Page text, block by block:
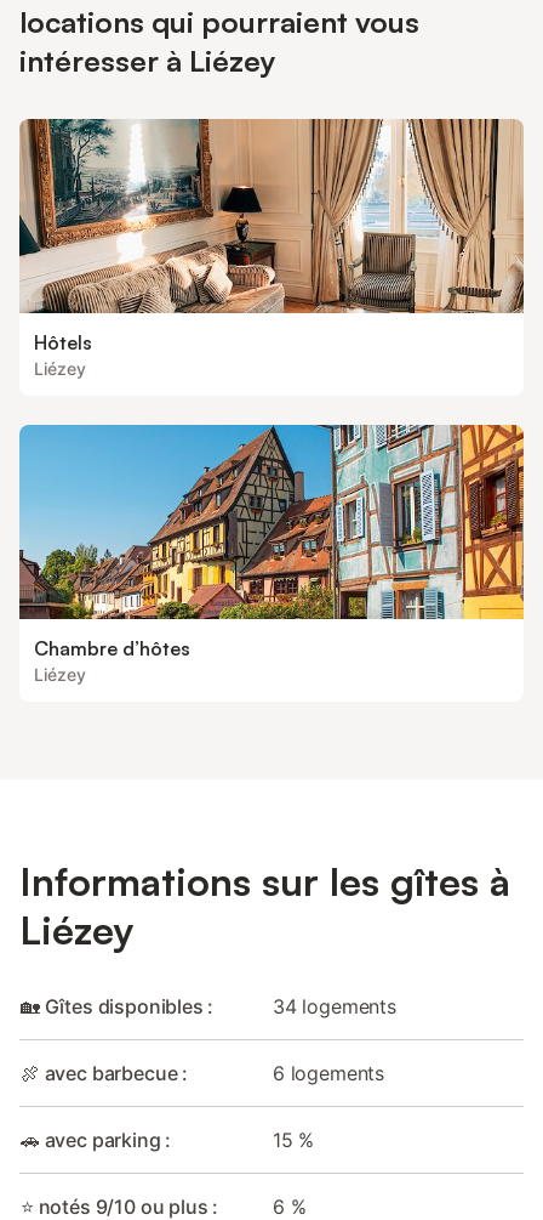
locations qui pourraient vous
intéresser à Liézey
Hôtels
Liézey
Chambre d’hôtes
Liézey
Informations sur les gîtes à
Liézey
🏡 Gîtes disponibles : 34 logements
🍖 avec barbecue : 6 logements
🚗 avec parking : 15 %
⭐ notés 9/10 ou plus : 6 %